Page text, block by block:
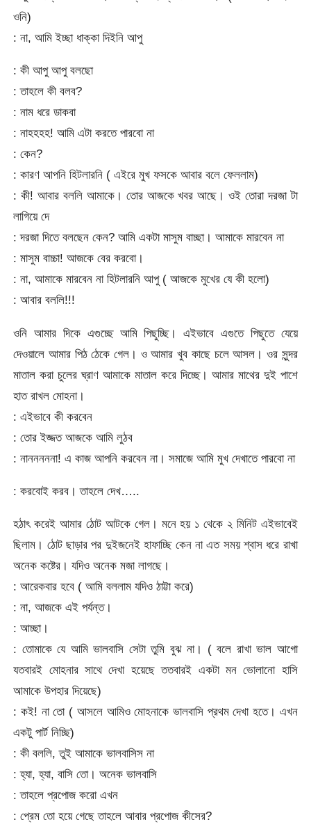
ওনি)
: না, আমি ইচ্ছা ধাক্কা দিইনি আপু
: কী আপু আপু বলছো
: তাহলে কী বলব?
: নাম ধরে ডাকবা
: নাহহহহ! আমি এটা করতে পারবো না
: কেন?
: কারণ আপনি হিটলারনি ( এইরে মুখ ফসকে আবার বলে ফেললাম)
: কী! আবার বললি আমাকে। তোর আজকে খবর আছে। ওই তোরা দরজা টা
লাগিয়ে দে
: দরজা দিতে বলছেন কেন? আমি একটা মাসুম বাচ্ছা। আমাকে মারবেন না
: মাসুম বাচ্চা! আজকে বের করবো।
: না, আমাকে মারবেন না হিটলারনি আপু ( আজকে মুখের যে কী হলো)
: আবার বললি!!!
ওনি আমার দিকে এগুচ্ছে আমি পিছুচ্ছি। এইভাবে এগুতে পিছুতে যেয়ে
দেওয়ালে আমার পিঠ ঠেকে গেল। ও আমার খুব কাছে চলে আসল। ওর সুন্দর
মাতাল করা চুলের ঘ্রাণ আমাকে মাতাল করে দিচ্ছে। আমার মাথের দুই পাশে
হাত রাখল মোহনা।
: এইভাবে কী করবেন
: তোর ইজ্জত আজকে আমি লুঠব
: নানননননা! এ কাজ আপনি করবেন না। সমাজে আমি মুখ দেখাতে পারবো না
: করবোই করব। তাহলে দেখ…..
হঠাৎ করেই আমার ঠোট আটকে গেল। মনে হয় ১ থেকে ২ মিনিট এইভাবেই
ছিলাম। ঠোট ছাড়ার পর দুইজনেই হাফাচ্ছি কেন না এত সময় শ্বাস ধরে রাখা
অনেক কষ্টের। যদিও অনেক মজা লাগছে।
: আরেকবার হবে ( আমি বললাম যদিও ঠাট্টা করে)
: না, আজকে এই পর্যন্ত।
: আচ্ছা।
: তোমাকে যে আমি ভালবাসি সেটা তুমি বুঝ না। ( বলে রাখা ভাল আগো
যতবারই মোহনার সাথে দেখা হয়েছে ততবারই একটা মন ভোলানো হাসি
আমাকে উপহার দিয়েছে)
: কই! না তো ( আসলে আমিও মোহনাকে ভালবাসি প্রথম দেখা হতে। এখন
একটু পার্ট নিচ্ছি)
: কী বললি, তুই আমাকে ভালবাসিস না
: হ্যা, হ্যা, বাসি তো। অনেক ভালবাসি
: তাহলে প্রপোজ করো এখন
: প্রেম তো হয়ে গেছে তাহলে আবার প্রপোজ কীসের?